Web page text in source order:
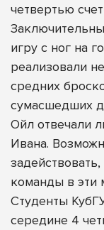
четвертью
игру с ног на
реализовали
средних
сумасшедших
Ойл отвечали
Ивана.
команды в эти
Студенты
середине 4